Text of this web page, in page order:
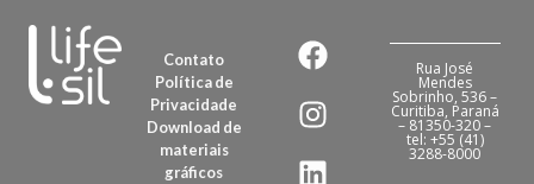
Contato
Política de
Privacidade
Download de
materiais
gráficos
Rua José
Mendes
Sobrinho, 536 –
Curitiba, Paraná
– 81350-320 –
tel: +55 (41)
3288-8000